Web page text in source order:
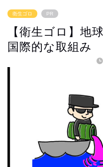
衛生ゴロ PR
【衛生ゴロ】地
国際的な取組み